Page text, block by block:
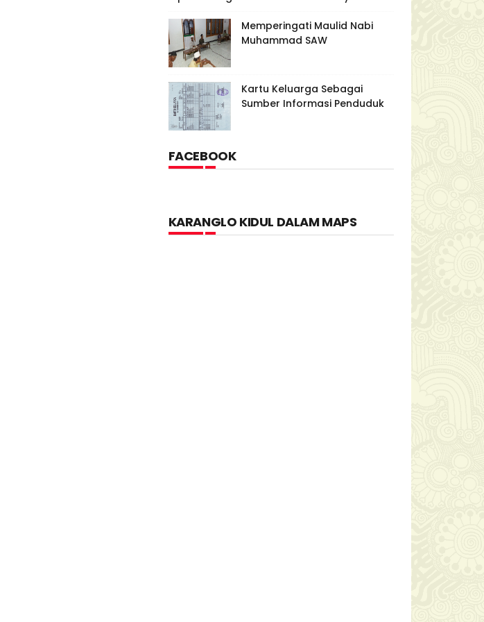
Memperingati Maulid Nabi
Muhammad SAW
Kartu Keluarga Sebagai
Sumber Informasi Penduduk
FACEBOOK
KARANGLO KIDUL DALAM MAPS